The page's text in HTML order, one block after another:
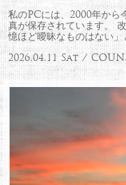
私のPCには、2000年から
真が保存されています。
憶ほど曖昧なものはない
2026.04.11 Sat /